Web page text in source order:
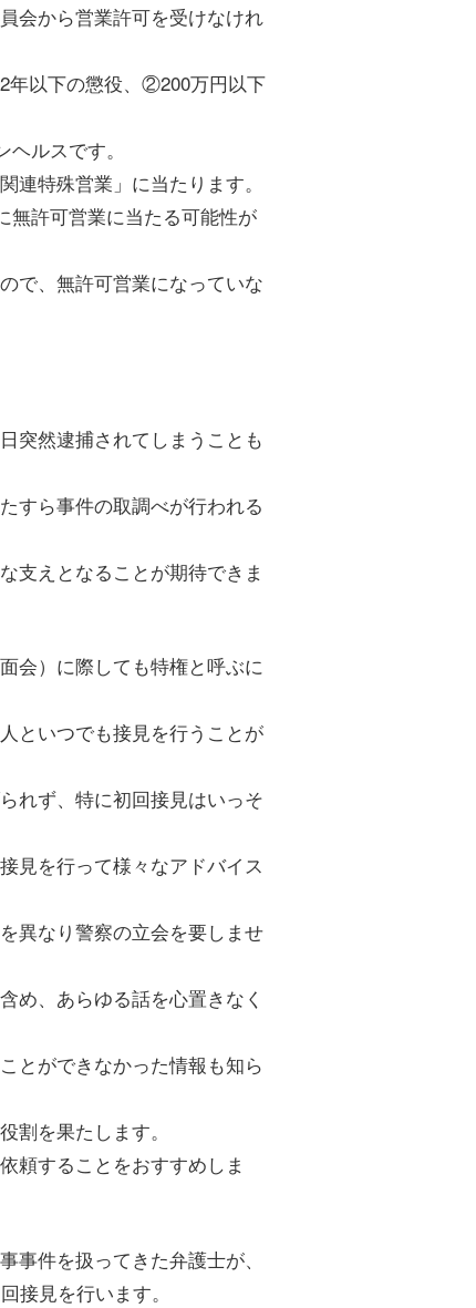
会から営業許可を受けなけれ
年以下の懲役、②200万円以下
ルスです。
特殊営業」に当たります。
無許可営業に当たる可能性が
で、無許可営業になっていな
突然逮捕されてしまうことも
すら事件の取調べが行われる
支えとなることが期待できま
会）に際しても特権と呼ぶに
といつでも接見を行うことが
れず、特に初回接見はいっそ
見を行って様々なアドバイス
異なり警察の立会を要しませ
め、あらゆる話を心置きなく
とができなかった情報も知ら
割を果たします。
頼することをおすすめしま
件を扱ってきた弁護士が、
接見を行います。